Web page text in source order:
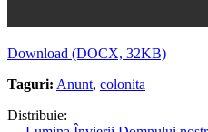
Download (DOCX, 32KB)
Taguri: Anunt, colonita
Distribuie: